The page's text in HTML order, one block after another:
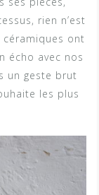
rien n’est
céramiques ont
écho avec nos
un geste brut
les plus